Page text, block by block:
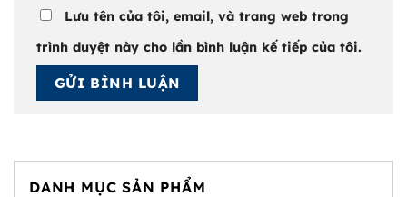
DANH MỤC SẢN PHẨM
Lưu tên của tôi, email, và trang web trong
trình duyệt này cho lần bình luận kế tiếp của tôi.